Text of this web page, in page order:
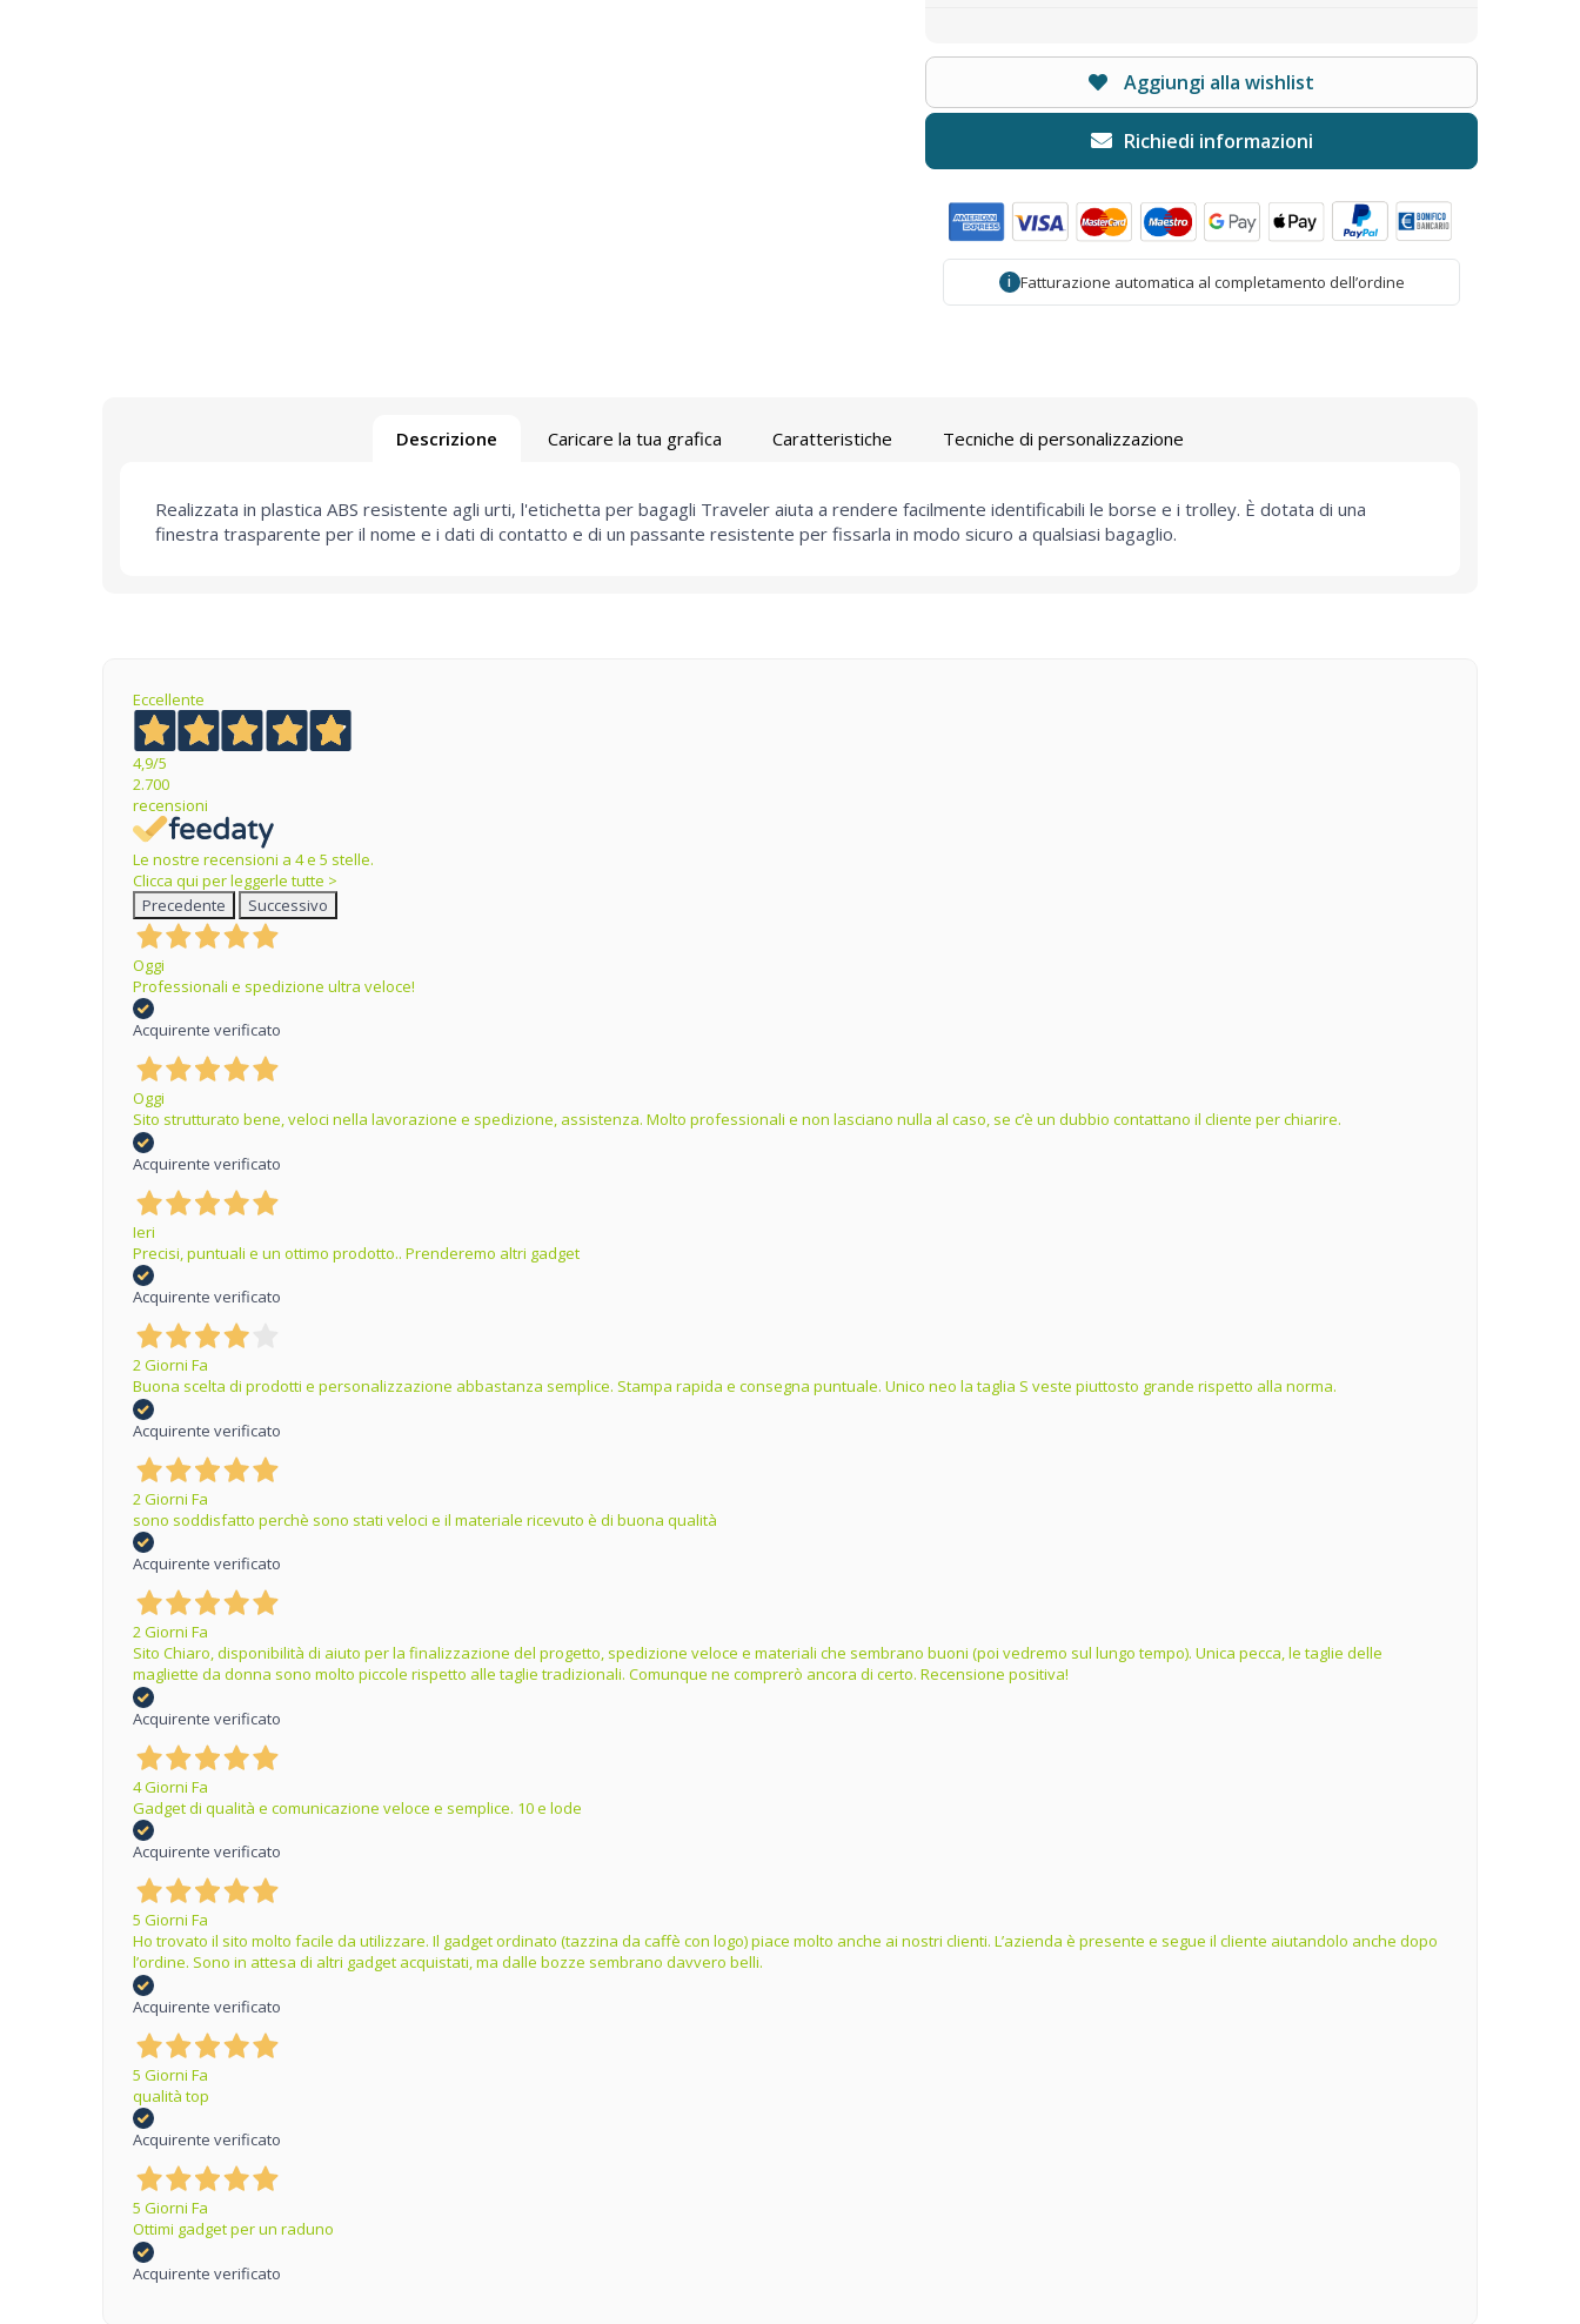
Aggiungi alla wishlist
i Fatturazione automatica al completamento dell’ordine
Descrizione Caricare la tua grafica Caratteristiche Tecniche di personalizzazione
Realizzata in plastica ABS resistente agli urti, l'etichetta per bagagli Traveler aiuta a rendere facilmente identificabili le borse e i trolley. È dotata di una
finestra trasparente per il nome e i dati di contatto e di un passante resistente per fissarla in modo sicuro a qualsiasi bagaglio.
Eccellente
4,9/5
2.700
recensioni
Le nostre recensioni a 4 e 5 stelle.
Clicca qui per leggerle tutte >
Precedente
Successivo
Oggi
Professionali e spedizione ultra veloce!
Acquirente verificato
Oggi
Sito strutturato bene, veloci nella lavorazione e spedizione, assistenza. Molto professionali e non lasciano nulla al caso, se c’è un dubbio contattano il cliente per chiarire.
Acquirente verificato
Ieri
Precisi, puntuali e un ottimo prodotto.. Prenderemo altri gadget
Acquirente verificato
2 Giorni Fa
Buona scelta di prodotti e personalizzazione abbastanza semplice. Stampa rapida e consegna puntuale. Unico neo la taglia S veste piuttosto grande rispetto alla norma.
Acquirente verificato
2 Giorni Fa
sono soddisfatto perchè sono stati veloci e il materiale ricevuto è di buona qualità
Acquirente verificato
2 Giorni Fa
Sito Chiaro, disponibilità di aiuto per la finalizzazione del progetto, spedizione veloce e materiali che sembrano buoni (poi vedremo sul lungo tempo). Unica pecca, le taglie delle
magliette da donna sono molto piccole rispetto alle taglie tradizionali. Comunque ne comprerò ancora di certo. Recensione positiva!
Acquirente verificato
4 Giorni Fa
Gadget di qualità e comunicazione veloce e semplice. 10 e lode
Acquirente verificato
5 Giorni Fa
Ho trovato il sito molto facile da utilizzare. Il gadget ordinato (tazzina da caffè con logo) piace molto anche ai nostri clienti. L’azienda è presente e segue il cliente aiutandolo anche dopo
l’ordine. Sono in attesa di altri gadget acquistati, ma dalle bozze sembrano davvero belli.
Acquirente verificato
5 Giorni Fa
qualità top
Acquirente verificato
5 Giorni Fa
Ottimi gadget per un raduno
Acquirente verificato